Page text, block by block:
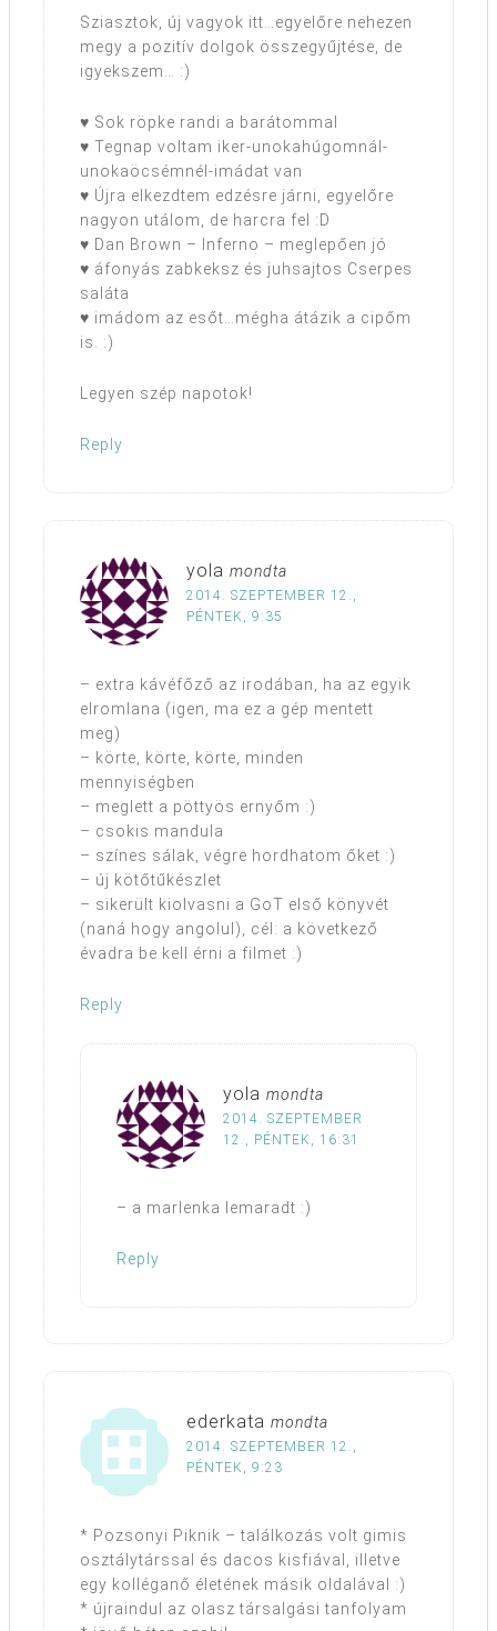
Sziasztok, új vagyok itt…egyelőre nehezen
megy a pozitív dolgok összegyűjtése, de
igyekszem… :)
♥ Sok röpke randi a barátommal
♥ Tegnap voltam iker-unokahúgomnál-
unokaöcsémnél-imádat van
♥ Újra elkezdtem edzésre járni, egyelőre
nagyon utálom, de harcra fel :D
♥ Dan Brown – Inferno – meglepően jó
♥ áfonyás zabkeksz és juhsajtos Cserpes
saláta
♥ imádom az esőt…mégha átázik a cipőm
is. :)
Legyen szép napotok!
Reply
yola mondta
2014. SZEPTEMBER 12.,
PÉNTEK, 9:35
– extra kávéfőző az irodában, ha az egyik
elromlana (igen, ma ez a gép mentett
meg)
– körte, körte, körte, minden
mennyiségben
– meglett a pöttyös ernyőm :)
– csokis mandula
– színes sálak, végre hordhatom őket :)
– új kötőtűkészlet
– sikerült kiolvasni a GoT első könyvét
(naná hogy angolul), cél: a következő
évadra be kell érni a filmet :)
Reply
yola mondta
2014. SZEPTEMBER
12., PÉNTEK, 16:31
– a marlenka lemaradt :)
Reply
ederkata mondta
2014. SZEPTEMBER 12.,
PÉNTEK, 9:23
* Pozsonyi Piknik – találkozás volt gimis
osztálytárssal és dacos kisfiával, illetve
egy kolléganő életének másik oldalával :)
* újraindul az olasz társalgási tanfolyam